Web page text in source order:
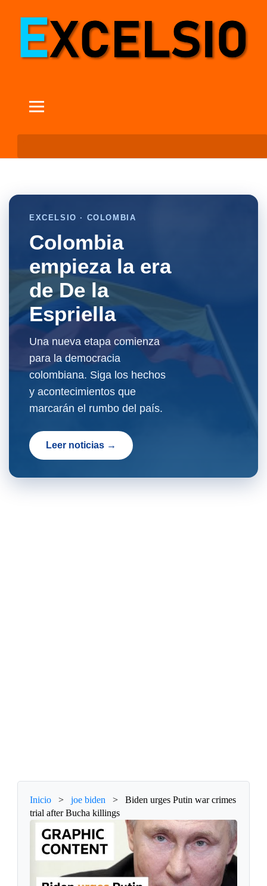
EXCELSIO · COLOMBIA
Colombia
empieza la era
de De la
Espriella
Una nueva etapa comienza
para la democracia
colombiana. Siga los hechos
y acontecimientos que
marcarán el rumbo del país.
Leer noticias →
Inicio > joe biden >
Biden urges Putin war crimes
trial after Bucha killings